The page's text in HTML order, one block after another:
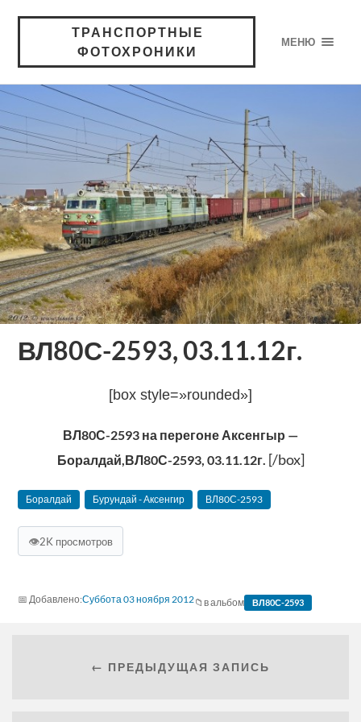
ТРАНСПОРТНЫЕ
ФОТОХРОНИКИ
МЕНЮ
ВЛ80С-2593, 03.11.12г.
[box style=»rounded»]
ВЛ80С-2593 на перегоне Аксенгыр —
Боралдай,ВЛ80С-2593, 03.11.12г. [/box]
Боралдай Бурундай - Аксенгир ВЛ80С-2593
👁2K просмотров
Суббота 03 ноября 2012 в альбом ВЛ80С-2593
← ПРЕДЫДУЩАЯ ЗАПИСЬ